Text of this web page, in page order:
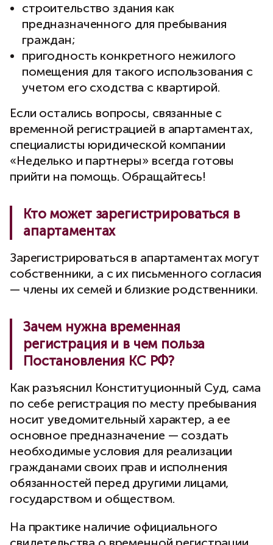
строительство здания как
предназначенного для пребывания
граждан;
пригодность конкретного нежилого
помещения для такого использования с
учетом его сходства с квартирой.
Если остались вопросы, связанные с
временной регистрацией в апартаментах,
специалисты юридической компании
«Неделько и партнеры» всегда готовы
прийти на помощь. Обращайтесь!
Кто может зарегистрироваться в
апартаментах
Зарегистрироваться в апартаментах могут
собственники, а с их письменного согласия
— члены их семей и близкие родственники.
Зачем нужна временная
регистрация и в чем польза
Постановления КС РФ?
Как разъяснил Конституционный Суд, сама
по себе регистрация по месту пребывания
носит уведомительный характер, а ее
основное предназначение — создать
необходимые условия для реализации
гражданами своих прав и исполнения
обязанностей перед другими лицами,
государством и обществом.
На практике наличие официального